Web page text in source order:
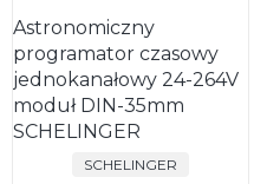
Astronomiczny
programator czasowy
jednokanałowy 24-264V
moduł DIN-35mm
SCHELINGER
PRODUCENT
SCHELINGER